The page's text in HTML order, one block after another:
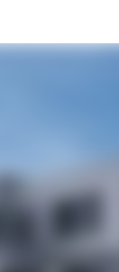
- Deine